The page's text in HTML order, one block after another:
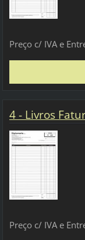
Preço c/ IVA e
4 - Livros
Preço c/ IVA e